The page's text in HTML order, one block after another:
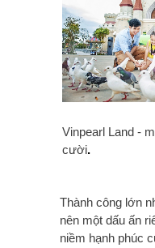
Vinpearl Land -
cười.
Thành công lớn
nên một dấu ấn
niềm hạnh phúc